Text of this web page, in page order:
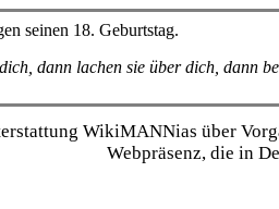
seinen 18. Geburtstag.
dann lachen sie über dich, dann
WikiMANNias über
Webpräsenz, die in